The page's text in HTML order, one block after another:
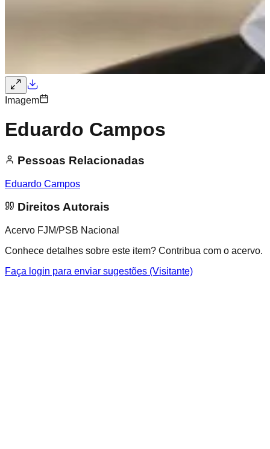
Imagem
Eduardo Campos
Pessoas Relacionadas
Eduardo Campos
Direitos Autorais
Acervo FJM/PSB Nacional
Conhece detalhes sobre este item? Contribua com o acervo.
Faça login para enviar sugestões (Visitante)